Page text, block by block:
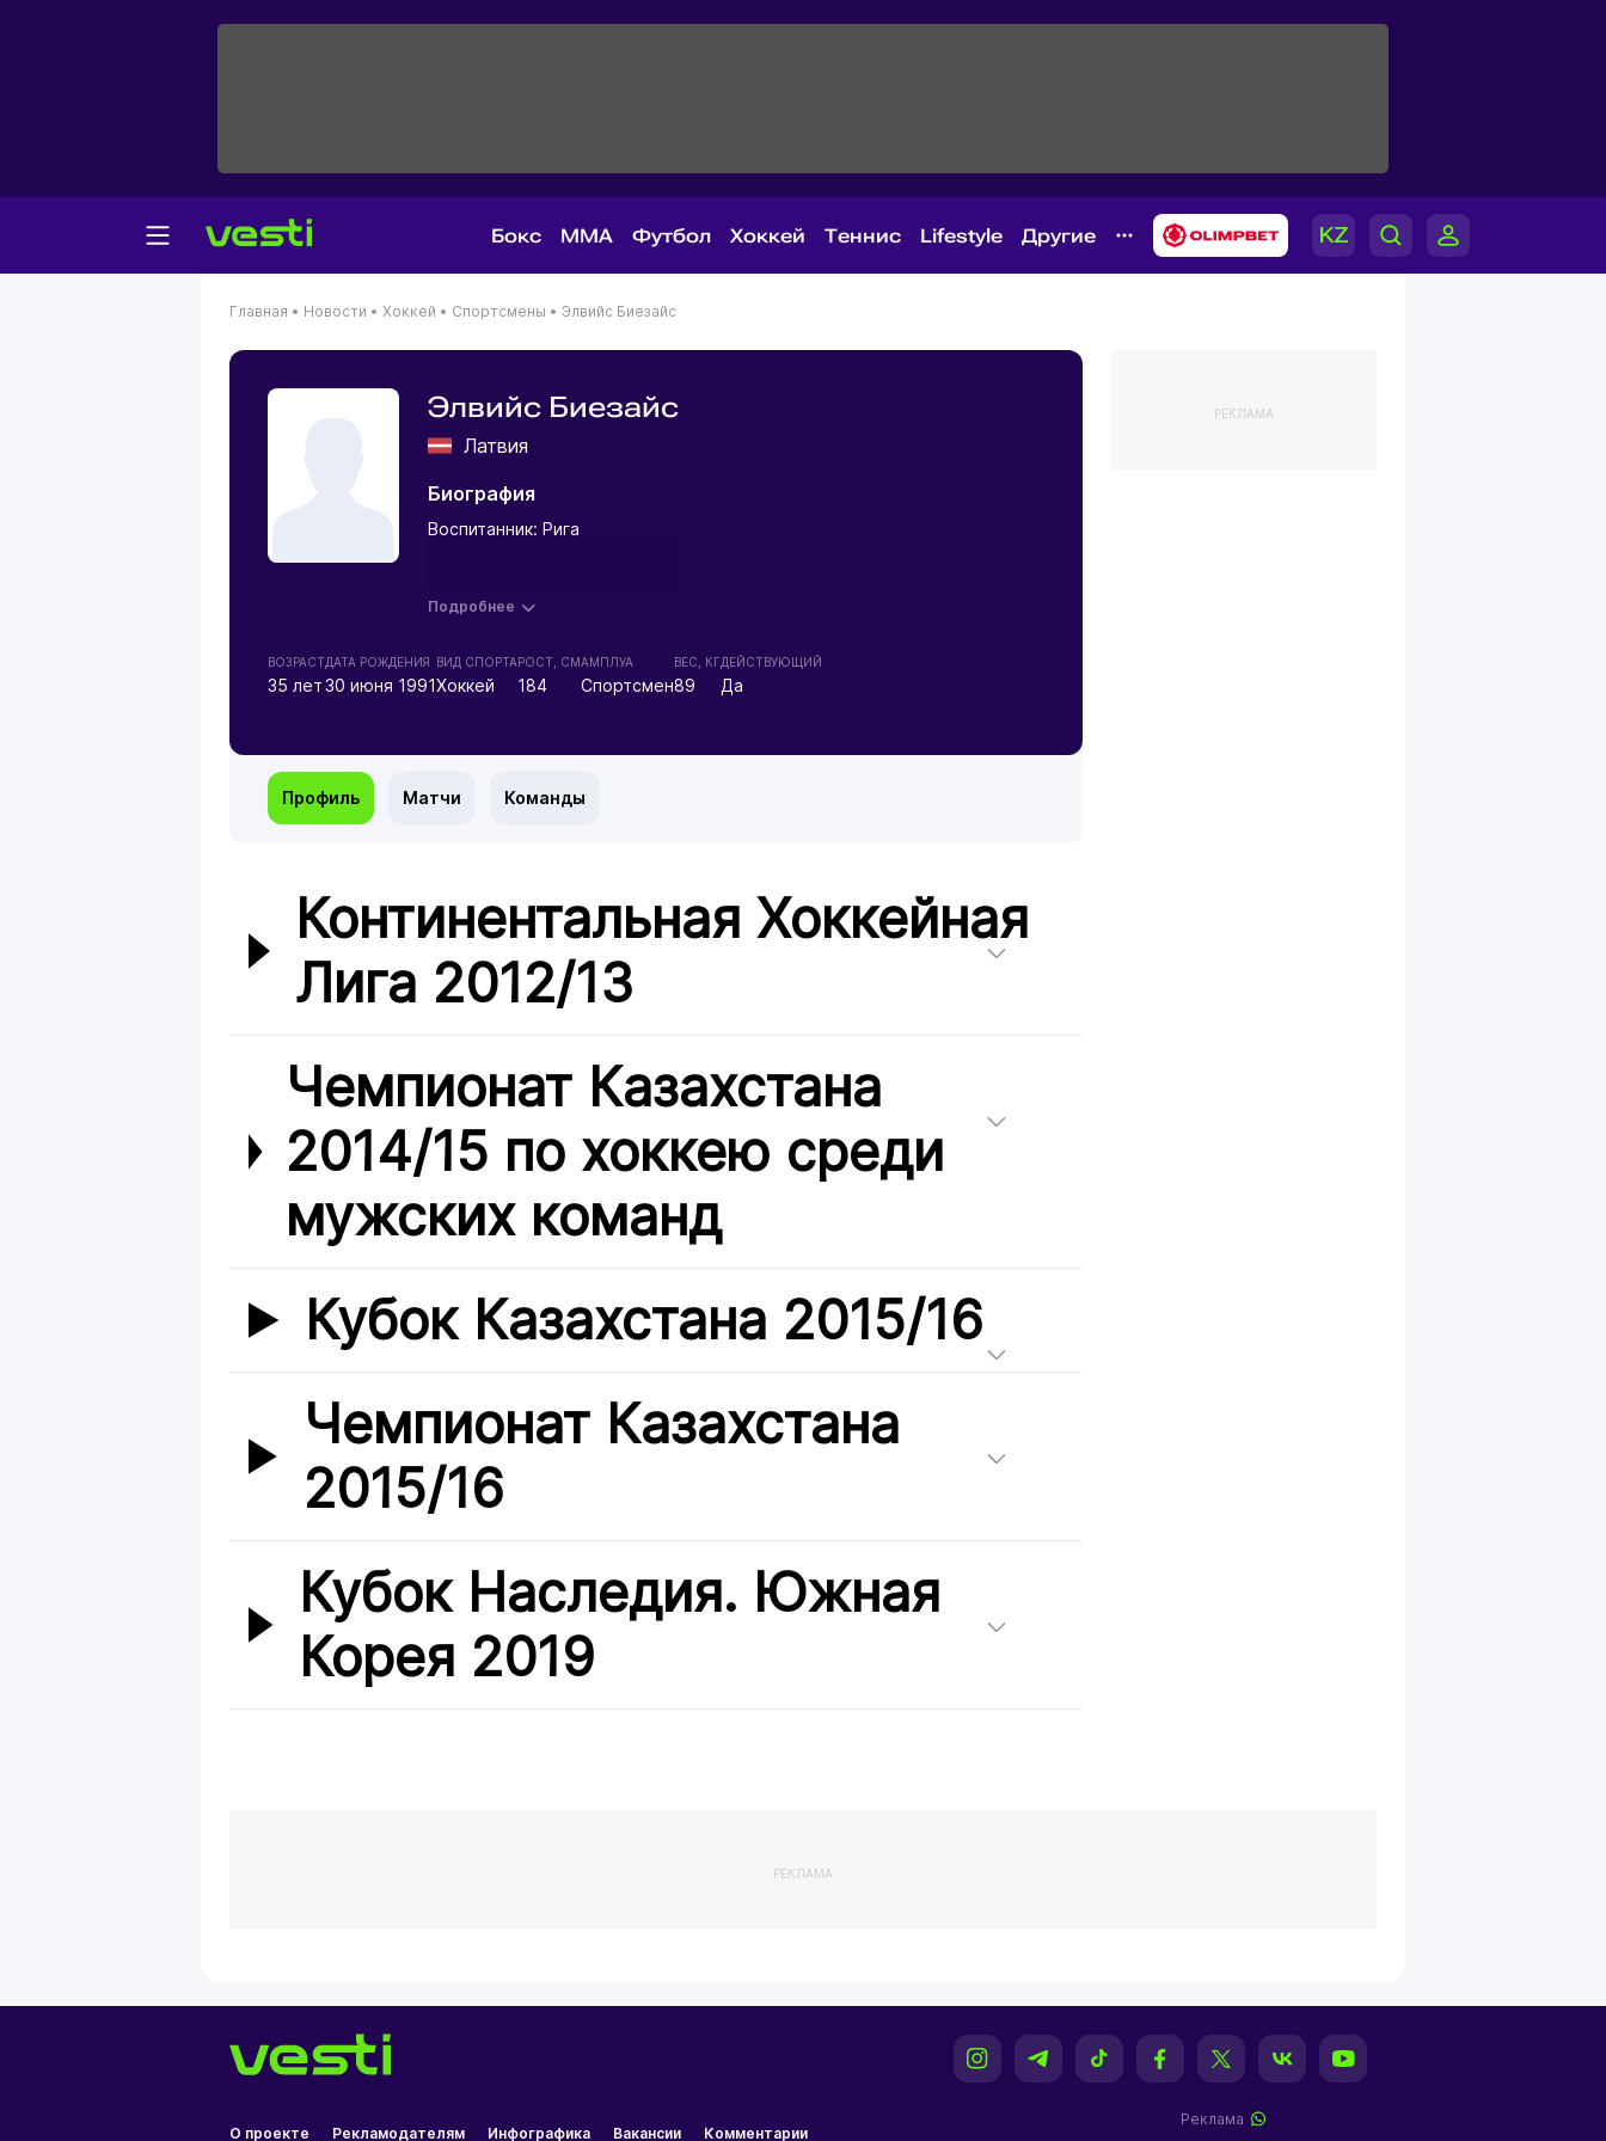
Бокс MMA Футбол Хоккей Теннис Lifestyle Другие
Главная • Новости • Хоккей • Спортсмены • Элвийс Биезайс
Элвийс Биезайс
Латвия
Биография
Воспитанник: Рига
Подробнее
ВОЗРАСТ
35 лет
ДАТА РОЖДЕНИЯ
30 июня 1991
ВИД СПОРТА
Хоккей
РОСТ, СМ
184
АМПЛУА
Спортсмен
ВЕС, КГ
89
ДЕЙСТВУЮЩИЙ
Да
Профиль Матчи Команды
Континентальная Хоккейная
Лига 2012/13
Чемпионат Казахстана
2014/15 по хоккею среди
мужских команд
Кубок Казахстана 2015/16
Чемпионат Казахстана
2015/16
Кубок Наследия. Южная
Корея 2019
РЕКЛАМА
РЕКЛАМА
О проекте Рекламодателям Инфографика Вакансии Комментарии
Реклама